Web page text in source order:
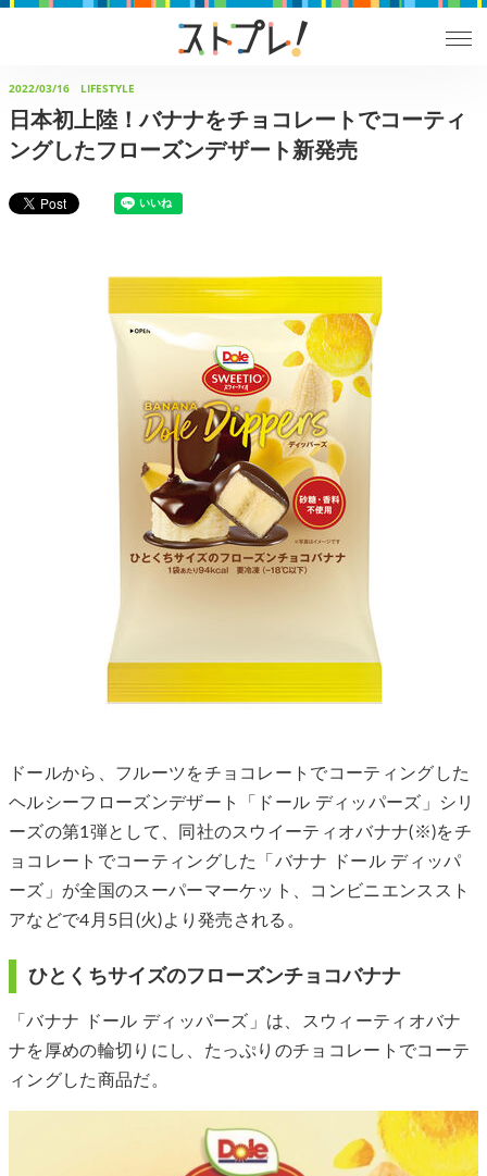
2022/03/16 LIFESTYLE
日本初上陸！バナナをチョコレートでコーティ
ングしたフローズンデザート新発売
ドールから、フルーツをチョコレートでコーティングした
ヘルシーフローズンデザート「ドール ディッパーズ」シリ
ーズの第1弾として、同社のスウイーティオバナナ(※)をチ
ョコレートでコーティングした「バナナ ドール ディッパ
ーズ」が全国のスーパーマーケット、コンビニエンススト
アなどで4月5日(火)より発売される。
ひとくちサイズのフローズンチョコバナナ
「バナナ ドール ディッパーズ」は、スウィーティオバナ
ナを厚めの輪切りにし、たっぷりのチョコレートでコーテ
ィングした商品だ。